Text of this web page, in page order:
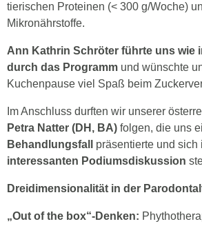
tierischen Proteinen (< 300 g/Woche)
Mikronährstoffe.
Ann Kathrin Schröter führte uns wie
durch das Programm und wünschte
Kuchenpause viel Spaß beim
Im Anschluss durften wir unserer
Petra Natter (DH, BA) folgen, die uns
Behandlungsfall
präsentierte und
interessanten Podiumsdiskussion
Dreidimensionalität in der
„Out of the box“-Denken: